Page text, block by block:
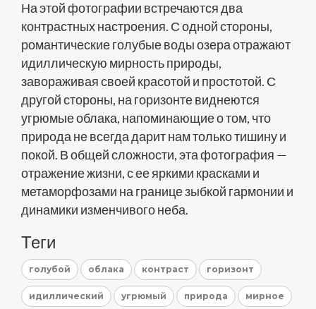
На этой фотографии встречаются два
контрастных настроения. С одной стороны,
романтические голубые воды озера отражают
идиллическую мирность природы,
завораживая своей красотой и простотой. С
другой стороны, на горизонте виднеются
угрюмые облака, напоминающие о том, что
природа не всегда дарит нам только тишину и
покой. В общей сложности, эта фотография —
отражение жизни, с ее яркими красками и
метаморфозами на границе зыбкой гармонии и
динамики изменчивого неба.
Теги
голубой облака контраст горизонт
идиллический угрюмый природа мирное